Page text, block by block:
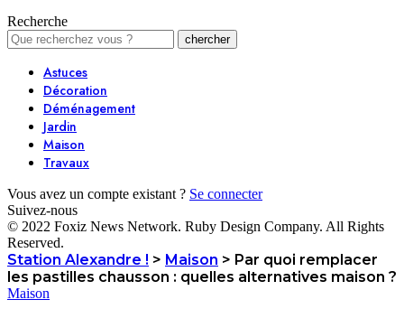
Recherche
Astuces
Décoration
Déménagement
Jardin
Maison
Travaux
Vous avez un compte existant ? Se connecter
Suivez-nous
© 2022 Foxiz News Network. Ruby Design Company. All Rights
Reserved.
Station Alexandre ! > Maison > Par quoi remplacer
les pastilles chausson : quelles alternatives maison ?
Maison